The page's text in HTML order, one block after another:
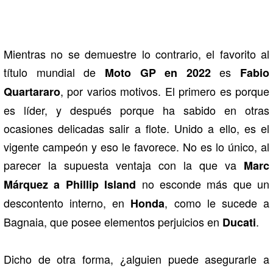
Mientras no se demuestre lo contrario, el favorito al
título mundial de Moto GP en 2022es Fabio
Quartararo, por varios motivos. El primero es porque
es líder, y después porque ha sabido en otras
ocasiones delicadas salir a flote. Unido a ello, es el
vigente campeón y eso le favorece. No es lo único, al
parecer la supuesta ventaja con la que va Marc
Márquez a Phillip Island no esconde más que un
descontento interno, en Honda, como le sucede a
Bagnaia, que posee elementos perjuicios en Ducati.
Dicho de otra forma, ¿alguien puede asegurarle a